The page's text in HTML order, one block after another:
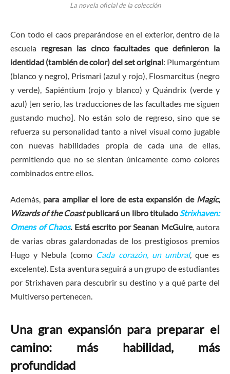
La novela oficial de la colección
Con todo el caos preparándose en el exterior, dentro de la
escuela regresan las cinco facultades que definieron la
identidad (también de color) del set original: Plumargéntum
(blanco y negro), Prismari (azul y rojo), Flosmarcitus (negro
y verde), Sapiéntium (rojo y blanco) y Quándrix (verde y
azul) [en serio, las traducciones de las facultades me siguen
gustando mucho]. No están solo de regreso, sino que se
refuerza su personalidad tanto a nivel visual como jugable
con nuevas habilidades propia de cada una de ellas,
permitiendo que no se sientan únicamente como colores
combinados entre ellos.
Además, para ampliar el lore de esta expansión de Magic,
Wizards of the Coastpublicará un libro titulado Strixhaven:
Omens of Chaos. Está escrito por Seanan McGuire, autora
de varias obras galardonadas de los prestigiosos premios
Hugo y Nebula (como Cada corazón, un umbral, que es
excelente). Esta aventura seguirá a un grupo de estudiantes
por Strixhaven para descubrir su destino y a qué parte del
Multiverso pertenecen.
Una gran expansión para preparar el
camino: más habilidad, más
profundidad